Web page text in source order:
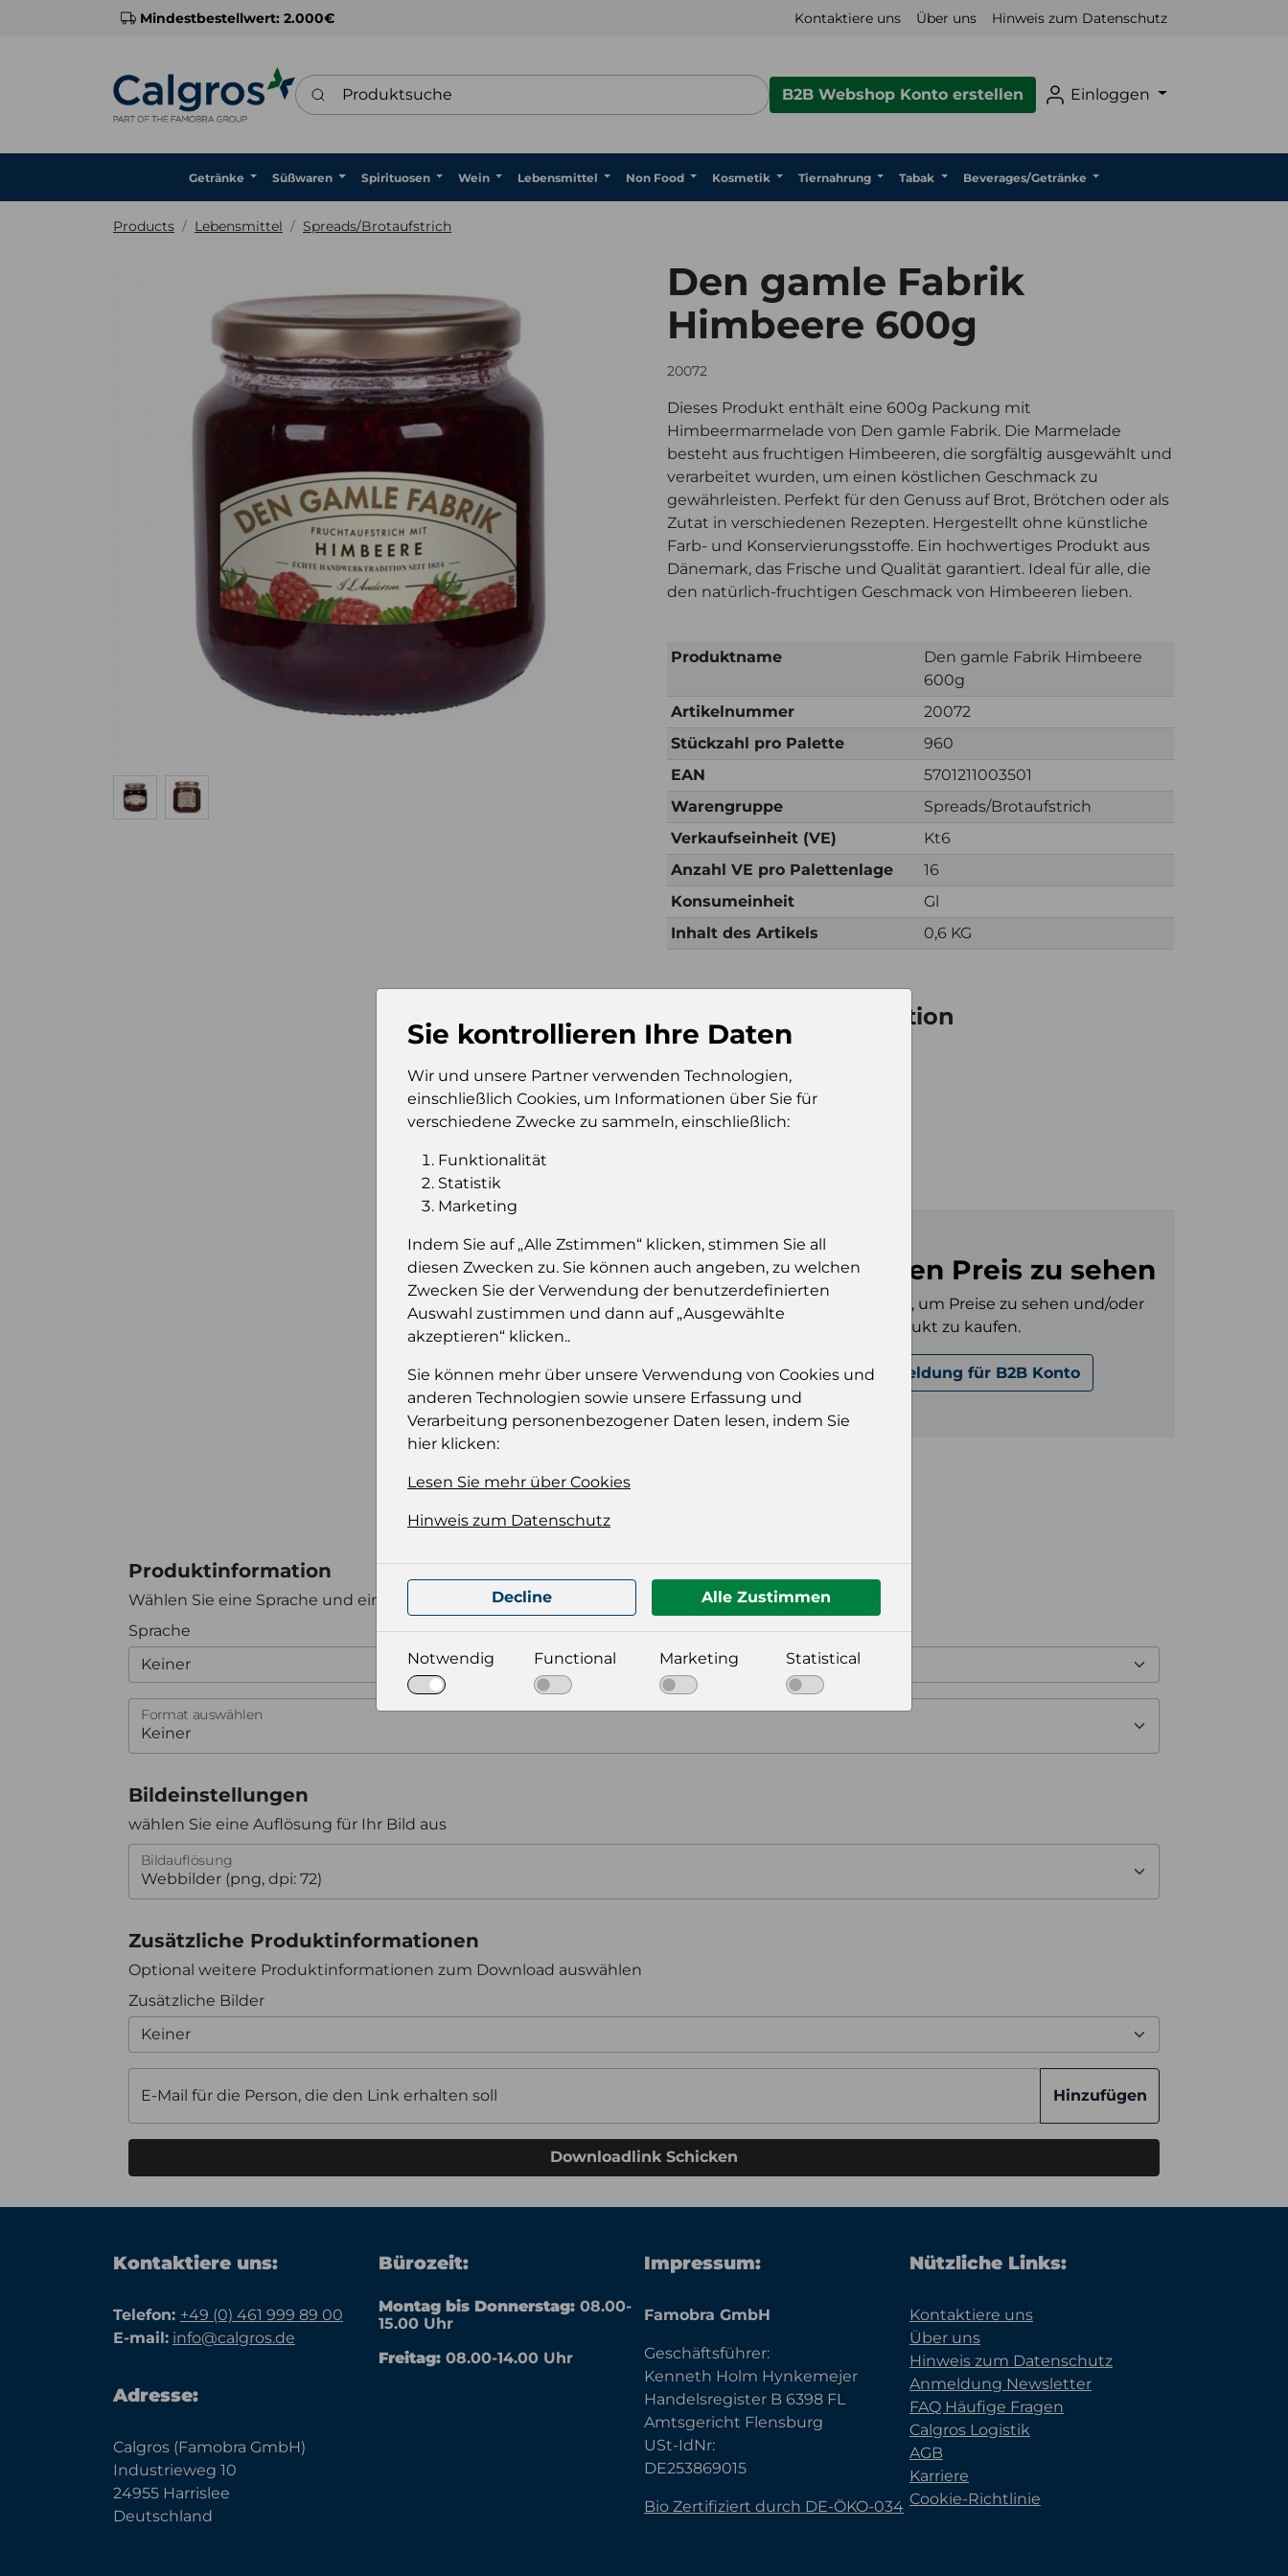
Mindestbestellwert: 2.000€ Kontaktiere uns Über uns Hinweis zum Datenschutz
Produktsuche
B2B Webshop Konto erstellen Einloggen
Getränke Süßwaren Spirituosen Wein Lebensmittel Non Food Kosmetik Tiernahrung Tabak Beverages/Getränke
Products Lebensmittel Spreads/Brotaufstrich
Den gamle Fabrik
Himbeere 600g
20072
Dieses Produkt enthält eine 600g Packung mit
Himbeermarmelade von Den gamle Fabrik. Die Marmelade
besteht aus fruchtigen Himbeeren, die sorgfältig ausgewählt und
verarbeitet wurden, um einen köstlichen Geschmack zu
gewährleisten. Perfekt für den Genuss auf Brot, Brötchen oder als
Zutat in verschiedenen Rezepten. Hergestellt ohne künstliche
Farb- und Konservierungsstoffe. Ein hochwertiges Produkt aus
Dänemark, das Frische und Qualität garantiert. Ideal für alle, die
den natürlich-fruchtigen Geschmack von Himbeeren lieben.
Produktname
Den gamle Fabrik Himbeere
600g
Artikelnummer
20072
Stückzahl pro Palette
960
EAN
5701211003501
Warengruppe
Spreads/Brotaufstrich
Verkaufseinheit (VE)
Kt6
Anzahl VE pro Palettenlage
16
Konsumeinheit
Gl
Inhalt des Artikels
0,6 KG
Zusätzliche Information
Verkaufseinheit (VE)
Verkaufseinheit pro
Palette
Konsumeinheit
Einloggen um den Preis zu sehen
Sie müssen eingeloggt sein, um Preise zu sehen und/oder
dieses Produkt zu kaufen.
Einloggen Anmeldung für B2B Konto
Produktinformation
Wählen Sie eine Sprache und ein Format für Ihre Produktdatei aus
Sprache
Keiner
Format auswählen
Bildeinstellungen
wählen Sie eine Auflösung für Ihr Bild aus
Bildauflösung
Zusätzliche Produktinformationen
Optional weitere Produktinformationen zum Download auswählen
Zusätzliche Bilder
Keiner
E-Mail für die Person, die den Link erhalten soll Hinzufügen
Downloadlink Schicken
Kontaktiere uns:
Telefon: +49 (0) 461 999 89 00
E-mail: info@calgros.de
Adresse:
Calgros (Famobra GmbH)
Industrieweg 10
24955 Harrislee
Deutschland
Bürozeit:
Montag bis Donnerstag: 08.00-
15.00 Uhr
Freitag: 08.00-14.00 Uhr
Impressum:
Famobra GmbH
Geschäftsführer:
Kenneth Holm Hynkemejer
Handelsregister B 6398 FL
Amtsgericht Flensburg
USt-IdNr:
DE253869015
Bio Zertifiziert durch DE-ÖKO-034
Nützliche Links:
Kontaktiere uns
Über uns
Hinweis zum Datenschutz
Anmeldung Newsletter
FAQ Häufige Fragen
Calgros Logistik
AGB
Karriere
Cookie-Richtlinie
Sie kontrollieren Ihre Daten
Wir und unsere Partner verwenden Technologien,
einschließlich Cookies, um Informationen über Sie für
verschiedene Zwecke zu sammeln, einschließlich:
Funktionalität
Statistik
Marketing
Indem Sie auf „Alle Zstimmen“ klicken, stimmen Sie all
diesen Zwecken zu. Sie können auch angeben, zu welchen
Zwecken Sie der Verwendung der benutzerdefinierten
Auswahl zustimmen und dann auf „Ausgewählte
akzeptieren“ klicken..
Sie können mehr über unsere Verwendung von Cookies und
anderen Technologien sowie unsere Erfassung und
Verarbeitung personenbezogener Daten lesen, indem Sie
hier klicken:
Lesen Sie mehr über Cookies
Hinweis zum Datenschutz
Decline Alle Zustimmen
Notwendig Functional Marketing Statistical